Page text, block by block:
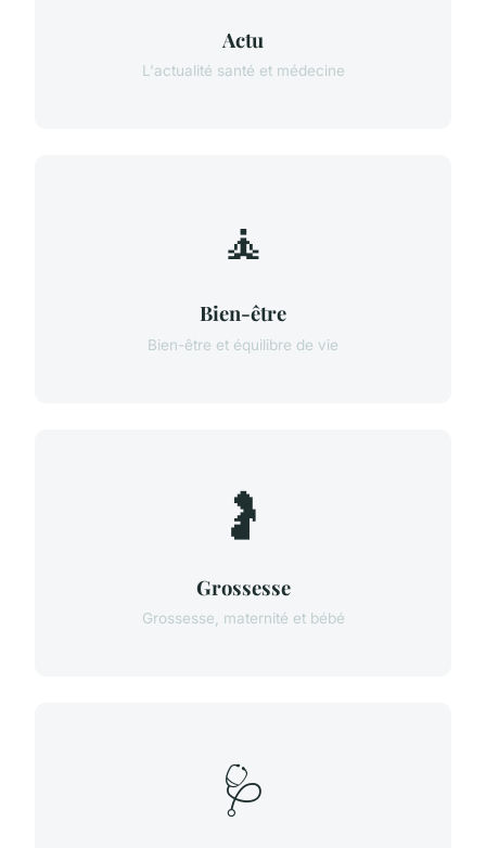
Actu
L'actualité santé et médecine
🧘
Bien-être
Bien-être et équilibre de vie
🤰
Grossesse
Grossesse, maternité et bébé
🩺